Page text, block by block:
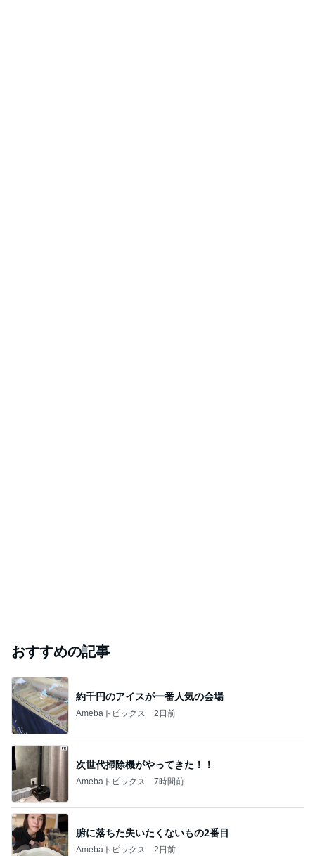
おすすめの記事
約千円のアイスが一番人気の会場
Amebaトピックス 2日前
次世代掃除機がやってきた！！
Amebaトピックス 7時間前
腑に落ちた失いたくないもの2番目
Amebaトピックス 2日前